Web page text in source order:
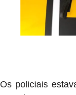
Os policiais